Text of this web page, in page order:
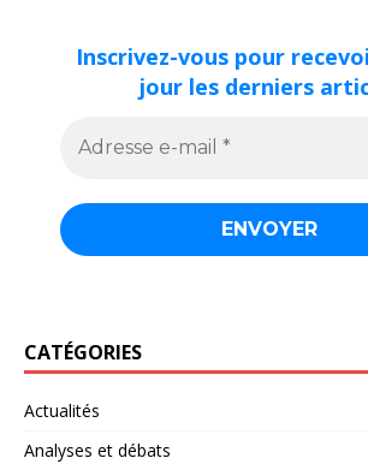
Inscrivez-vous pour
jour les derniers
CATÉGORIES
Actualités
Analyses et débats